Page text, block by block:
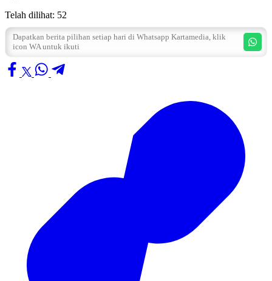
Telah dilihat: 52
Dapatkan berita pilihan setiap hari di Whatsapp Kartamedia, klik
icon WA untuk ikuti